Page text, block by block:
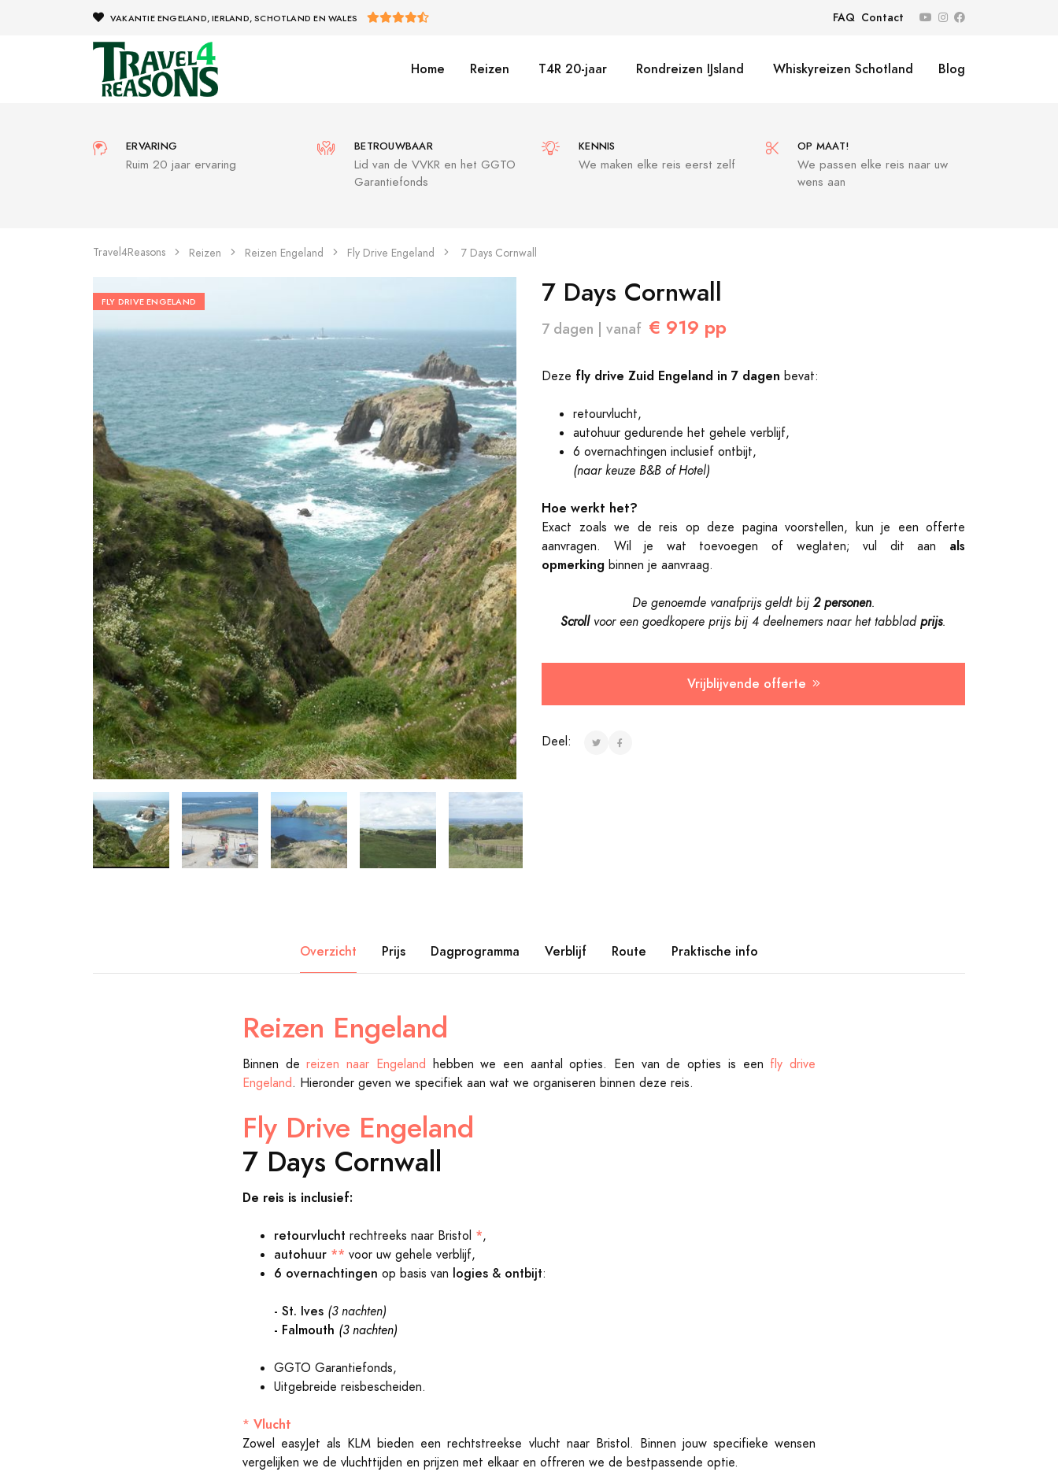
VAKANTIE ENGELAND, IERLAND, SCHOTLAND EN WALES FAQ Contact
Home Reizen T4R 20-jaar Rondreizen IJsland Whiskyreizen Schotland Blog
ERVARING
Ruim 20 jaar ervaring
BETROUWBAAR
Lid van de VVKR en het GGTO
Garantiefonds
KENNIS
We maken elke reis eerst zelf
OP MAAT!
We passen elke reis naar uw
wens aan
Travel4Reasons Reizen Reizen Engeland Fly Drive Engeland 7 Days Cornwall
FLY DRIVE ENGELAND 7 Days Cornwall
7 dagen | vanaf € 919 pp
Deze fly drive Zuid Engeland in 7 dagen bevat:
retourvlucht,
autohuur gedurende het gehele verblijf,
6 overnachtingen inclusief ontbijt,
(naar keuze B&B of Hotel)
Hoe werkt het?
Exact zoals we de reis op deze pagina voorstellen, kun je een offerte
aanvragen. Wil je wat toevoegen of weglaten; vul dit aan als
opmerking binnen je aanvraag.
De genoemde vanafprijs geldt bij 2 personen.
Scroll voor een goedkopere prijs bij 4 deelnemers naarhet tabblad prijs.
Vrijblijvende offerte
Deel:
Overzicht Prijs Dagprogramma Verblijf Route Praktische info
Reizen Engeland
Binnen dereizen naar Engeland hebben we een aantal opties. Een van de opties is een fly drive
Engeland. Hieronder geven we specifiek aan wat we organiseren binnen deze reis.
Fly Drive Engeland
7 Days Cornwall
De reis is inclusief:
retourvlucht rechtreeks naar Bristol *,
autohuur ** voor uw gehele verblijf,
6 overnachtingen op basis van logies & ontbijt:
- St. Ives (3 nachten)
- Falmouth (3 nachten)
GGTO Garantiefonds,
Uitgebreide reisbescheiden.
* Vlucht
Zowel easyJet als KLM bieden een rechtstreekse vlucht naar Bristol. Binnen jouw specifieke wensen
vergelijken we de vluchttijden en prijzen met elkaar en offreren we de bestpassende optie.